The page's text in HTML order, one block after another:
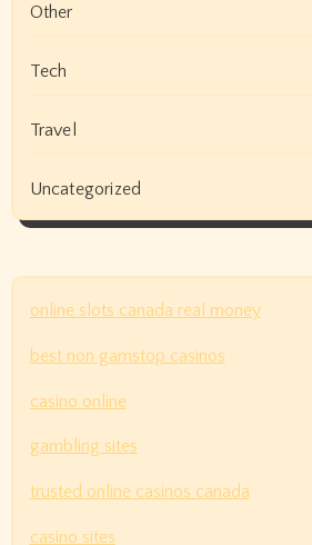
Other
Tech
Travel
Uncategorized
online slots canada real money
best non gamstop casinos
casino online
gambling sites
trusted online casinos canada
casino sites